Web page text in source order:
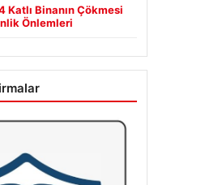
Katlı Binanın Çökmesi
Önlemleri